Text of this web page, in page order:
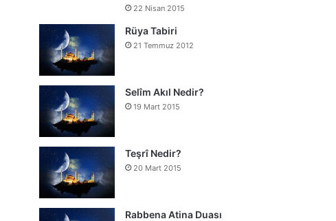
22 Nisan 2015
Rüya Tabiri
21 Temmuz 2012
Selîm Akıl Nedir?
19 Mart 2015
Teşrî Nedir?
20 Mart 2015
Rabbena Atina Duası